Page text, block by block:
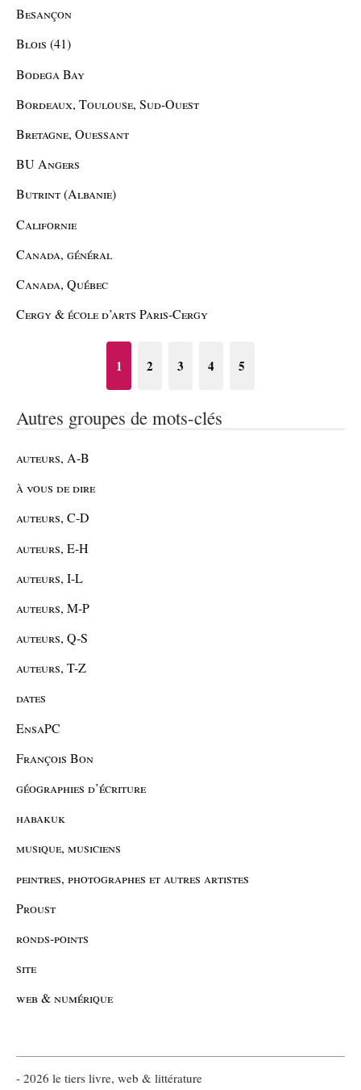
Besançon
Blois (41)
Bodega Bay
Bordeaux, Toulouse, Sud-Ouest
Bretagne, Ouessant
BU Angers
Butrint (Albanie)
Californie
Canada, général
Canada, Québec
Cergy & école d’arts Paris-Cergy
1 2 3 4 5
Autres groupes de mots-clés
auteurs, A-B
à vous de dire
auteurs, C-D
auteurs, E-H
auteurs, I-L
auteurs, M-P
auteurs, Q-S
auteurs, T-Z
dates
EnsaPC
François Bon
géographies d’écriture
habakuk
musique, musiciens
peintres, photographes et autres artistes
Proust
ronds-points
site
web & numérique
- 2026 le tiers livre, web & littérature